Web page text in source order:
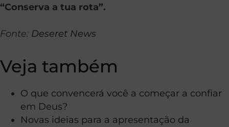
“Conserva a tua rota”.
Fonte: Deseret News
Veja também
O que convencerá você a começar a confiar
em Deus?
Novas ideias para a apresentação da